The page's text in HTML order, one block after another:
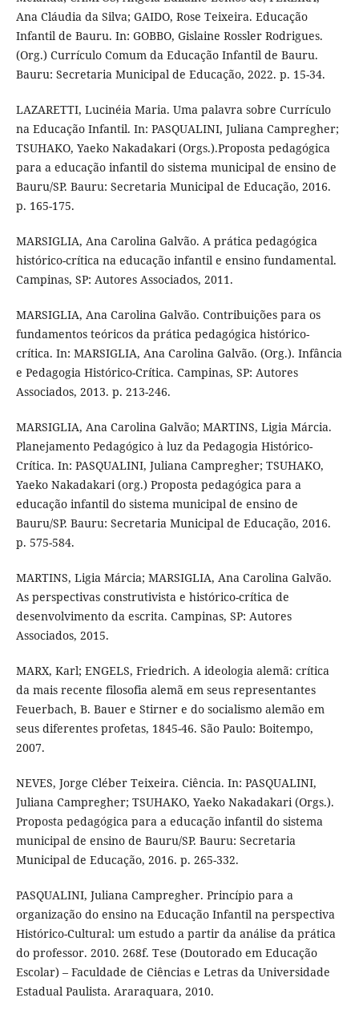
Ana Cláudia da Silva; GAIDO, Rose Teixeira. Educação
Infantil de Bauru. In: GOBBO, Gislaine Rossler Rodrigues.
(Org.) Currículo Comum da Educação Infantil de Bauru.
Bauru: Secretaria Municipal de Educação, 2022. p. 15-34.
LAZARETTI, Lucinéia Maria. Uma palavra sobre Currículo
na Educação Infantil. In: PASQUALINI, Juliana Campregher;
TSUHAKO, Yaeko Nakadakari (Orgs.).Proposta pedagógica
para a educação infantil do sistema municipal de ensino de
Bauru/SP. Bauru: Secretaria Municipal de Educação, 2016.
p. 165-175.
MARSIGLIA, Ana Carolina Galvão. A prática pedagógica
histórico-crítica na educação infantil e ensino fundamental.
Campinas, SP: Autores Associados, 2011.
MARSIGLIA, Ana Carolina Galvão. Contribuições para os
fundamentos teóricos da prática pedagógica histórico-
crítica. In: MARSIGLIA, Ana Carolina Galvão. (Org.). Infância
e Pedagogia Histórico-Crítica. Campinas, SP: Autores
Associados, 2013. p. 213-246.
MARSIGLIA, Ana Carolina Galvão; MARTINS, Ligia Márcia.
Planejamento Pedagógico à luz da Pedagogia Histórico-
Crítica. In: PASQUALINI, Juliana Campregher; TSUHAKO,
Yaeko Nakadakari (org.) Proposta pedagógica para a
educação infantil do sistema municipal de ensino de
Bauru/SP. Bauru: Secretaria Municipal de Educação, 2016.
p. 575-584.
MARTINS, Ligia Márcia; MARSIGLIA, Ana Carolina Galvão.
As perspectivas construtivista e histórico-crítica de
desenvolvimento da escrita. Campinas, SP: Autores
Associados, 2015.
MARX, Karl; ENGELS, Friedrich. A ideologia alemã: crítica
da mais recente filosofia alemã em seus representantes
Feuerbach, B. Bauer e Stirner e do socialismo alemão em
seus diferentes profetas, 1845-46. São Paulo: Boitempo,
2007.
NEVES, Jorge Cléber Teixeira. Ciência. In: PASQUALINI,
Juliana Campregher; TSUHAKO, Yaeko Nakadakari (Orgs.).
Proposta pedagógica para a educação infantil do sistema
municipal de ensino de Bauru/SP. Bauru: Secretaria
Municipal de Educação, 2016. p. 265-332.
PASQUALINI, Juliana Campregher. Princípio para a
organização do ensino na Educação Infantil na perspectiva
Histórico-Cultural: um estudo a partir da análise da prática
do professor. 2010. 268f. Tese (Doutorado em Educação
Escolar) – Faculdade de Ciências e Letras da Universidade
Estadual Paulista. Araraquara, 2010.